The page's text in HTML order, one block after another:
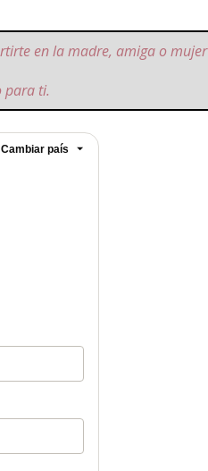
en la madre, amiga o mujer
para ti.
Cambiar país